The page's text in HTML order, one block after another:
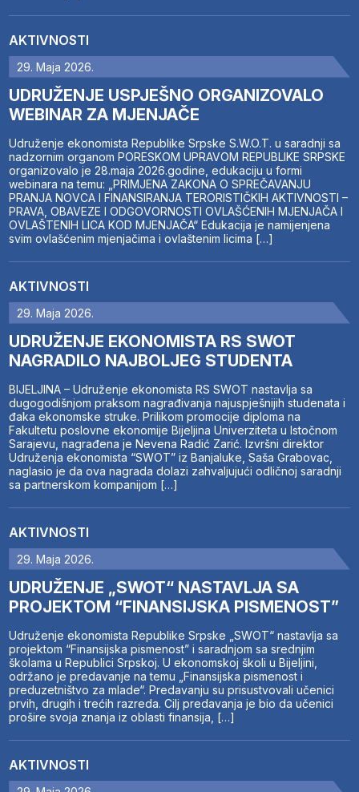
AKTIVNOSTI
29. Maja 2026.
UDRUŽENJE USPJEŠNO ORGANIZOVALO
WEBINAR ZA MJENJAČE
Udruženje ekonomista Republike Srpske S.W.O.T. u saradnji sa
nadzornim organom PORESKOM UPRAVOM REPUBLIKE SRPSKE
organizovalo je 28.maja 2026.godine, edukaciju u formi
webinara na temu: „PRIMJENA ZAKONA O SPREČAVANJU
PRANJA NOVCA I FINANSIRANJA TERORISTIČKIH AKTIVNOSTI –
PRAVA, OBAVEZE I ODGOVORNOSTI OVLAŠĆENIH MJENJAČA I
OVLAŠTENIH LICA KOD MJENJAČA“ Edukacija je namijenjena
svim ovlašćenim mjenjačima i ovlaštenim licima […]
AKTIVNOSTI
29. Maja 2026.
UDRUŽENJE EKONOMISTA RS SWOT
NAGRADILO NAJBOLJEG STUDENTA
BIJELJINA – Udruženje ekonomista RS SWOT nastavlja sa
dugogodišnjom praksom nagrađivanja najuspješnijih studenata i
đaka ekonomske struke. Prilikom promocije diploma na
Fakultetu poslovne ekonomije Bijeljina Univerziteta u Istočnom
Sarajevu, nagrađena je Nevena Radić Zarić. Izvršni direktor
Udruženja ekonomista “SWOT” iz Banjaluke, Saša Grabovac,
naglasio je da ova nagrada dolazi zahvaljujući odličnoj saradnji
sa partnerskom kompanijom […]
AKTIVNOSTI
29. Maja 2026.
UDRUŽENJE „SWOT“ NASTAVLJA SA
PROJEKTOM “FINANSIJSKA PISMENOST”
Udruženje ekonomista Republike Srpske „SWOT“ nastavlja sa
projektom “Finansijska pismenost” i saradnjom sa srednjim
školama u Republici Srpskoj. U ekonomskoj školi u Bijeljini,
održano je predavanje na temu „Finansijska pismenost i
preduzetništvo za mlade“. Predavanju su prisustvovali učenici
prvih, drugih i trećih razreda. Cilj predavanja je bio da učenici
prošire svoja znanja iz oblasti finansija, […]
AKTIVNOSTI